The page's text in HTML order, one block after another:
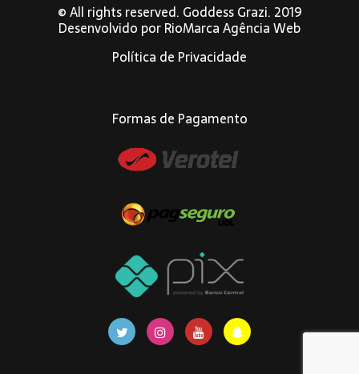
© All rights reserved. Goddess Grazi. 2019
Desenvolvido porRioMarca Agência Web
Política de Privacidade
Formas de Pagamento